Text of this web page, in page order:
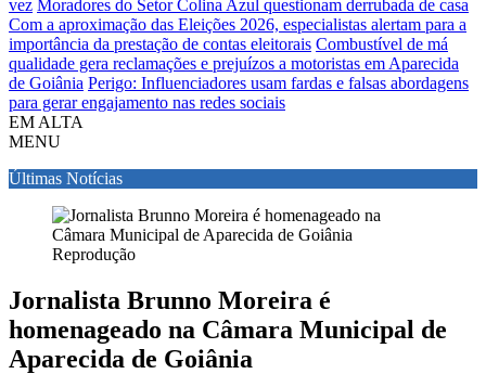
vez Moradores do Setor Colina Azul questionam derrubada de casa
Com a aproximação das Eleições 2026, especialistas alertam para a
importância da prestação de contas eleitorais Combustível de má
qualidade gera reclamações e prejuízos a motoristas em Aparecida
de Goiânia Perigo: Influenciadores usam fardas e falsas abordagens
para gerar engajamento nas redes sociais
EM ALTA
MENU
Últimas Notícias
Reprodução
Jornalista Brunno Moreira é
homenageado na Câmara Municipal de
Aparecida de Goiânia